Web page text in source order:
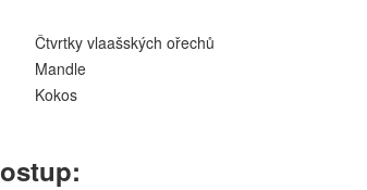
Čtvrtky vlaašských ořechů
Mandle
Kokos